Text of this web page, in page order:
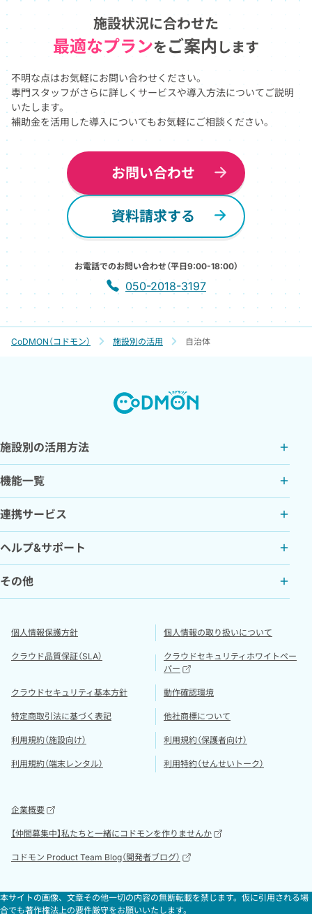
施設状況に合わせた
最適なプランを ご案内 します
不明な点はお気軽にお問い合わせください。
専門スタッフがさらに詳しくサービスや導入方法についてご説明
いたします。
補助金を活用した導入についてもお気軽にご相談ください。
資料請求する
お問い合わせ
お電話でのお問い合わせ（平日9:00-18:00）
050-2018-3197
CoDMON（コドモン） 施設別の活用 自治体
施設別の活用方法
機能一覧
連携サービス
ヘルプ&サポート
その他
個人情報保護方針 個人情報の取り扱いについて
クラウド品質保証（SLA）
クラウドセキュリティホワイトペー
パー
クラウドセキュリティ基本方針 動作確認環境
特定商取引法に基づく表記 他社商標について
利用規約（施設向け） 利用規約（保護者向け）
利用規約（端末レンタル） 利用特約（せんせいトーク）
企業概要
【仲間募集中】私たちと一緒にコドモンを作りませんか
コドモン Product Team Blog（開発者ブログ）
本サイトの画像、文章その他一切の内容の無断転載を禁じます。仮に引用される場
合でも著作権法上の要件厳守をお願いいたします。